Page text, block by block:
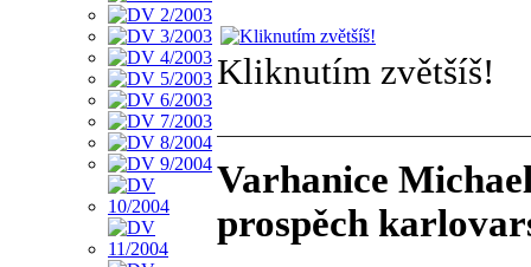
Kliknutím zvětšíš!
Varhanice
prospěch